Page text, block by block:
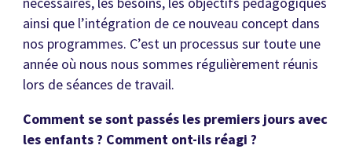
ainsi que l’intégration de ce nouveau concept dans
nos programmes. C’est un processus sur toute une
année où nous nous sommes régulièrement réunis
lors de séances de travail.
Comment se sont passés les premiers jours avec
les enfants ? Comment ont-ils réagi ?